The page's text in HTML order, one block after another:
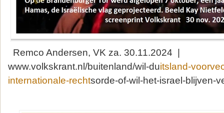
Remco Andersen, VK za. 30.11.2024 |
www.volkskrant.nl/buitenland/wil-duitsland-
internationale-rechtsorde-of-wil-het-israel-blijven-